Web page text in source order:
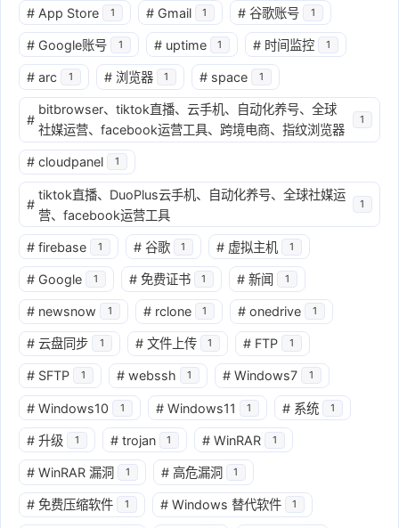
# App Store 1 # Gmail 1 # 谷歌账号 1
# Google账号 1 # uptime 1 # 时间监控 1
# arc 1 # 浏览器 1 # space 1
#
bitbrowser、tiktok直播、云手机、自动化养号、全球
社媒运营、facebook运营工具、跨境电商、指纹浏览器
1
# cloudpanel 1
#
tiktok直播、DuoPlus云手机、自动化养号、全球社媒运
营、facebook运营工具
1
# firebase 1 # 谷歌 1 # 虚拟主机 1
# Google 1 # 免费证书 1 # 新闻 1
# newsnow 1 # rclone 1 # onedrive 1
# 云盘同步 1 # 文件上传 1 # FTP 1
# SFTP 1 # webssh 1 # Windows7 1
# Windows10 1 # Windows11 1 # 系统 1
# 升级 1 # trojan 1 # WinRAR 1
# WinRAR 漏洞 1 # 高危漏洞 1
# 免费压缩软件 1 # Windows 替代软件 1